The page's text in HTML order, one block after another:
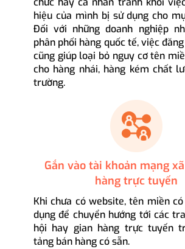
hiệu của mình bị sử dụng cho
Đối với những doanh nghiệp
phân phối hàng quốc tế, việc
cũng giúp loại bỏ nguy cơ tên
cho hàng nhái, hàng kém chất
trường.
Gắn vào tài khoản mạng
hàng trực tuyến
Khi chưa có website, tên miền
dụng để chuyển hướng tới các
hội hay gian hàng trực tuyến
tảng bán hàng có sẵn.